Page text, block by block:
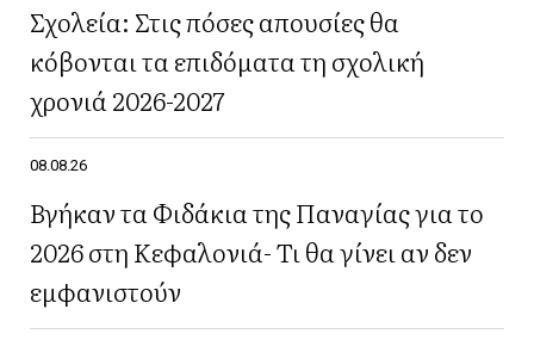
Σχολεία: Στις πόσες απουσίες θα
κόβονται τα επιδόματα τη σχολική
χρονιά 2026-2027
08.08.26
Βγήκαν τα Φιδάκια της Παναγίας για το
2026 στη Κεφαλονιά- Τι θα γίνει αν δεν
εμφανιστούν